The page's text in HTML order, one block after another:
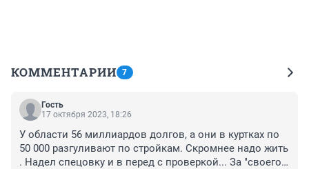
КОММЕНТАРИИ 7
Гость
17 октября 2023, 18:26
У области 56 миллиардов долгов, а они в куртках по
50 000 разгуливают по стройкам. Скромнее надо жить
. Надел спецовку и в перед с проверкой... За "своего"